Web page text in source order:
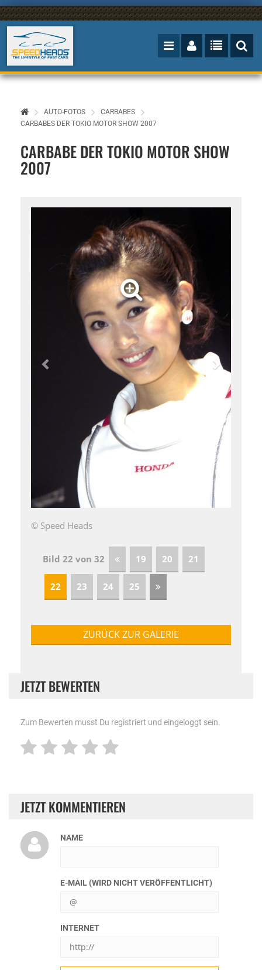
AUTO-FOTOS
CARBABES
CARBABES DER TOKIO MOTOR SHOW 2007
CARBABE DER TOKIO MOTOR SHOW
2007
© Speed Heads
Bild 22 von 32 19 20 21
22 23 24 25
ZURÜCK ZUR GALERIE
JETZT BEWERTEN
Zum Bewerten musst Du registriert und eingeloggt sein.
JETZT KOMMENTIEREN
NAME
E-MAIL (WIRD NICHT VERÖFFENTLICHT)
INTERNET